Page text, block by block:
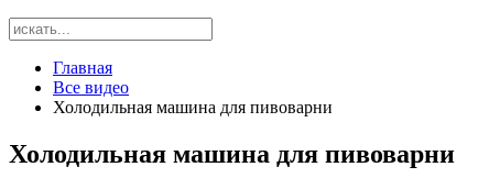
Главная
Все видео
Холодильная машина для пивоварни
Холодильная машина для пивоварни